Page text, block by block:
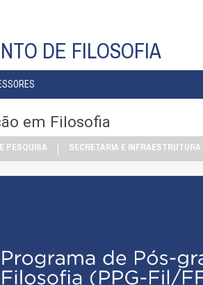
DE FILOSOFIA
em Filosofia
PESQUISA SECRETARIA E INFRAESTRUTURA